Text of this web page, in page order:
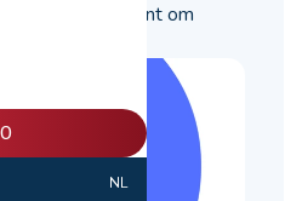
NL
moment om